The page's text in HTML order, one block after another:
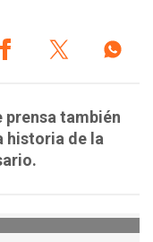
prensa también
historia de la